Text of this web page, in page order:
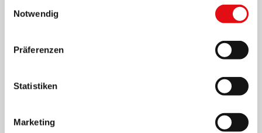
Notwendig
Präferenzen
Statistiken
Marketing